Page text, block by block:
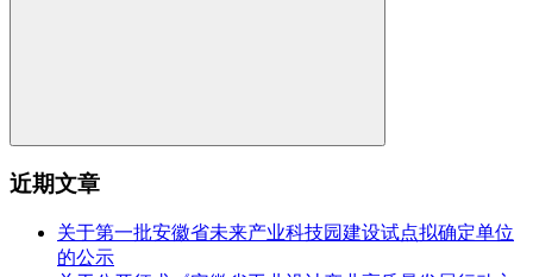
近期文章
关于第一批安徽省未来产业科技园建设试点拟确定单位
的公示